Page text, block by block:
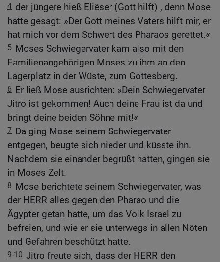
4 der jüngere hieß Eliëser (Gott hilft) , denn Mose
hatte gesagt: »Der Gott meines Vaters hilft mir, er
hat mich vor dem Schwert des Pharaos gerettet.«
5 Moses Schwiegervater kam also mit den
Familienangehörigen Moses zu ihm an den
Lagerplatz in der Wüste, zum Gottesberg.
6 Er ließ Mose ausrichten: »Dein Schwiegervater
Jitro ist gekommen! Auch deine Frau ist da und
bringt deine beiden Söhne mit!«
7 Da ging Mose seinem Schwiegervater
entgegen, beugte sich nieder und küsste ihn.
Nachdem sie einander begrüßt hatten, gingen sie
in Moses Zelt.
8 Mose berichtete seinem Schwiegervater, was
der HERR alles gegen den Pharao und die
Ägypter getan hatte, um das Volk Israel zu
befreien, und wie er sie unterwegs in allen Nöten
und Gefahren beschützt hatte.
9-10 Jitro freute sich, dass der HERR den